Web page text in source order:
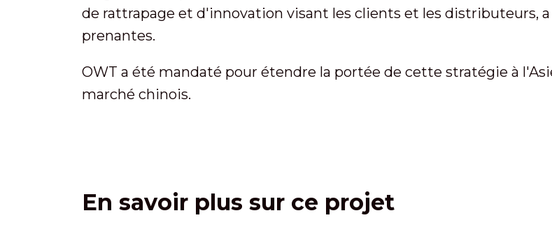
de rattrapage et d'innovation visant les clients et les distributeurs,
prenantes.
OWT a été mandaté pour étendre la portée de cette stratégie à
marché chinois.
En savoir plus sur ce projet